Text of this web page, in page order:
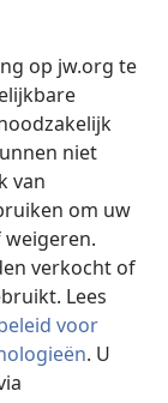
op jw.org te
niet
van
om uw
verkocht of
Lees
voor
. U